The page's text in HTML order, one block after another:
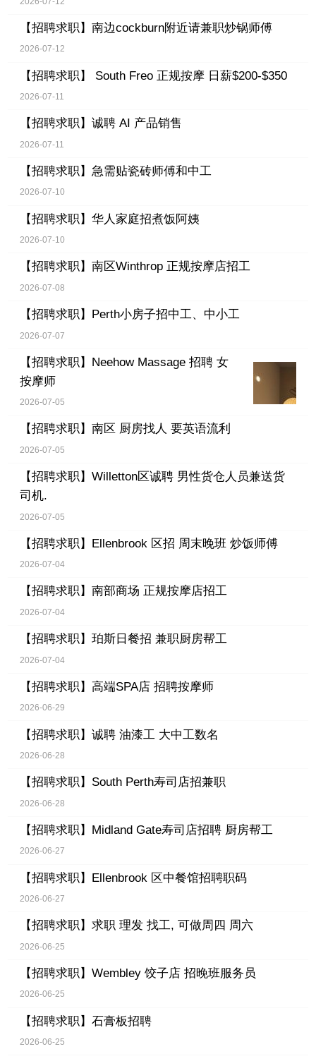
【招聘求职】 南边cockburn附近请兼职炒锅师傅
2026-07-12
【招聘求职】 South Freo 正规按摩 日薪$200-$350
2026-07-11
【招聘求职】 诚聘 AI 产品销售
2026-07-11
【招聘求职】 急需贴瓷砖师傅和中工
2026-07-10
【招聘求职】 华人家庭招煮饭阿姨
2026-07-10
【招聘求职】 南区Winthrop 正规按摩店招工
2026-07-08
【招聘求职】 Perth小房子招中工、中小工
2026-07-07
【招聘求职】 Neehow Massage 招聘 女
按摩师
2026-07-05
【招聘求职】 南区 厨房找人 要英语流利
2026-07-05
【招聘求职】 Willetton区诚聘 男性货仓人员兼送货
司机.
2026-07-05
【招聘求职】 Ellenbrook 区招 周末晚班 炒饭师傅
2026-07-04
【招聘求职】 南部商场 正规按摩店招工
2026-07-04
【招聘求职】 珀斯日餐招 兼职厨房帮工
2026-07-04
【招聘求职】 高端SPA店 招聘按摩师
2026-06-29
【招聘求职】 诚聘 油漆工 大中工数名
2026-06-28
【招聘求职】 South Perth寿司店招兼职
2026-06-28
【招聘求职】 Midland Gate寿司店招聘 厨房帮工
2026-06-27
【招聘求职】 Ellenbrook 区中餐馆招聘职码
2026-06-27
【招聘求职】 求职 理发 找工, 可做周四 周六
2026-06-25
【招聘求职】 Wembley 饺子店 招晚班服务员
2026-06-25
【招聘求职】 石膏板招聘
2026-06-25